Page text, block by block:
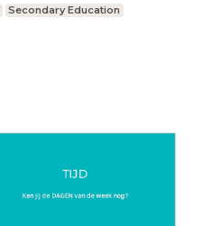
Secondary Education